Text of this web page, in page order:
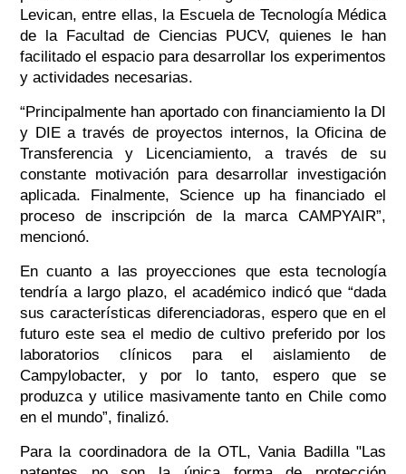
Levican, entre ellas, la Escuela de Tecnología Médica
de la Facultad de Ciencias PUCV, quienes le han
facilitado el espacio para desarrollar los experimentos
y actividades necesarias.
“Principalmente han aportado con financiamiento la DI
y DIE a través de proyectos internos, la Oficina de
Transferencia y Licenciamiento, a través de su
constante motivación para desarrollar investigación
aplicada. Finalmente, Science up ha financiado el
proceso de inscripción de la marca CAMPYAIR”,
mencionó.
En cuanto a las proyecciones que esta tecnología
tendría a largo plazo, el académico indicó que “dada
sus características diferenciadoras, espero que en el
futuro este sea el medio de cultivo preferido por los
laboratorios clínicos para el aislamiento de
Campylobacter, y por lo tanto, espero que se
produzca y utilice masivamente tanto en Chile como
en el mundo”, finalizó.
Para la coordinadora de la OTL, Vania Badilla "Las